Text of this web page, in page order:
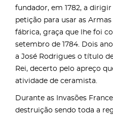
fundador, em 1782, a
petição para usar as
fábrica, graça que lhe foi
setembro de 1784. Dois
a José Rodrigues o título
Rei, decerto pelo apreço
atividade de ceramista.
Durante as Invasões
destruição sendo toda a